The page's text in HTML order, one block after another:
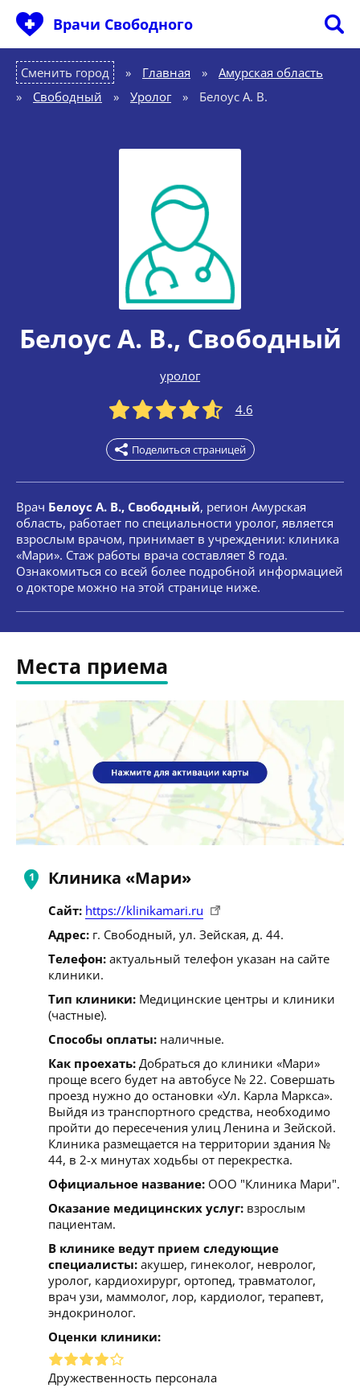
Врачи Свободного
Сменить город Главная »
Амурская область
»
Свободный » Уролог » Белоус А. В.
Белоус А. В., Свободный
уролог
4.6
Поделиться страницей
Врач Белоус А. В., Свободный, регион Амурская
область, работает по специальности уролог, является
взрослым врачом, принимает в учреждении: клиника
«Мари». Стаж работы врача составляет 8 года.
Ознакомиться со всей более подробной информацией
о докторе можно на этой странице ниже.
Места приема
Клиника «Мари»
Сайт: https://klinikamari.ru
Адрес: г. Свободный, ул. Зейская, д. 44.
Телефон: актуальный телефон указан на сайте
клиники.
Тип клиники: Медицинские центры и клиники
(частные).
Способы оплаты: наличные.
Как проехать: Добраться до клиники «Мари»
проще всего будет на автобусе № 22. Совершать
проезд нужно до остановки «Ул. Карла Маркса».
Выйдя из транспортного средства, необходимо
пройти до пересечения улиц Ленина и Зейской.
Клиника размещается на территории здания №
44, в 2-х минутах ходьбы от перекрестка.
Официальное название: ООО "Клиника Мари".
Оказание медицинских услуг: взрослым
пациентам.
В клинике ведут прием следующие
специалисты: акушер, гинеколог, невролог,
уролог, кардиохирург, ортопед, травматолог,
врач узи, маммолог, лор, кардиолог, терапевт,
эндокринолог.
Оценки клиники:
Дружественность персонала